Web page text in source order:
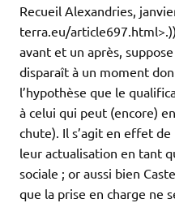
Recueil Alexandries,
terra.eu/
avant et un après,
disparaît à un moment
l’hypothèse que le
à celui qui peut (encore)
chute). Il s’agit en effet
leur actualisation en tant
sociale ; or aussi bien
que la prise en charge ne